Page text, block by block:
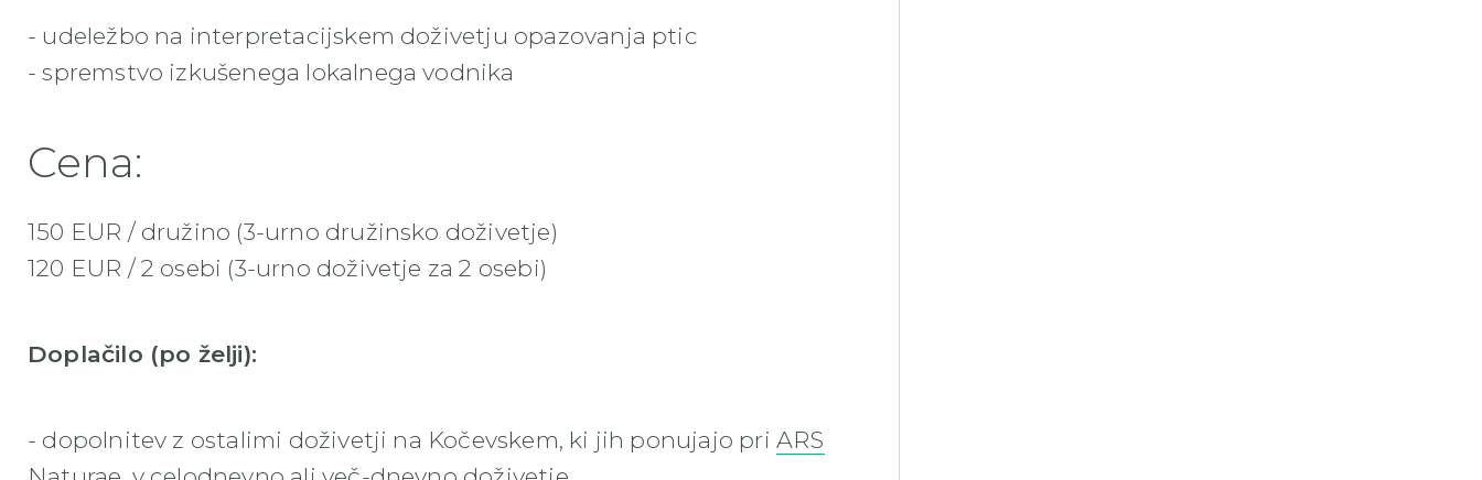
- udeležbo na interpretacijskem doživetju opazovanja ptic
- spremstvo izkušenega lokalnega vodnika
Cena:
150 EUR / družino (3-urno družinsko doživetje)
120 EUR / 2 osebi (3-urno doživetje za 2 osebi)
Doplačilo (po želji):
- dopolnitev z ostalimi doživetji na Kočevskem, ki jih ponujajo pri ARS